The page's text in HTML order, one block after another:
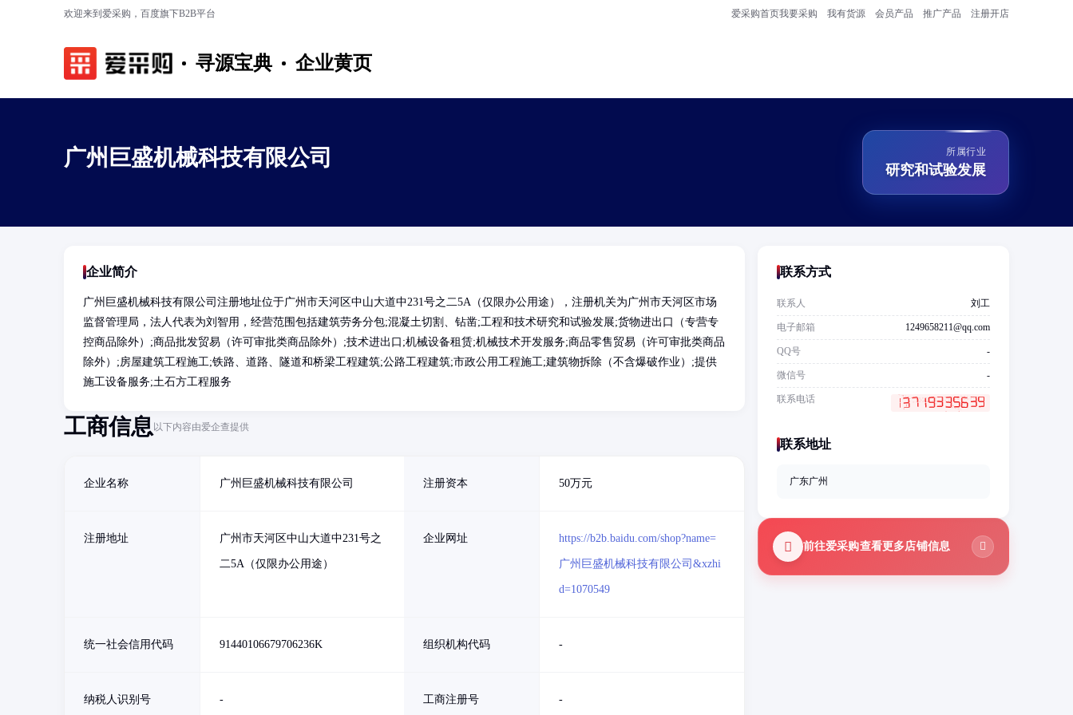
欢迎来到爱采购，百度旗下B2B平台 爱采购首页我要采购 我有货源 会员产品 推广产品 注册开店
寻源宝典 企业黄页
广州巨盛机械科技有限公司 所属行业
研究和试验发展
企业简介
广州巨盛机械科技有限公司注册地址位于广州市天河区中山大道中231号之二5A（仅限办公用途），注册机关为广州市天河区市场
监督管理局，法人代表为刘智用，经营范围包括建筑劳务分包;混凝土切割、钻凿;工程和技术研究和试验发展;货物进出口（专营专
控商品除外）;商品批发贸易（许可审批类商品除外）;技术进出口;机械设备租赁;机械技术开发服务;商品零售贸易（许可审批类商品
除外）;房屋建筑工程施工;铁路、道路、隧道和桥梁工程建筑;公路工程建筑;市政公用工程施工;建筑物拆除（不含爆破作业）;提供
施工设备服务;土石方工程服务
工商信息以下内容由爱企查提供
企业名称 广州巨盛机械科技有限公司 注册资本 50万元
注册地址 广州市天河区中山大道中231号之
二5A（仅限办公用途）
企业网址 https://b2b.baidu.com/shop?name=
广州巨盛机械科技有限公司&xzhi
d=1070549
统一社会信用代码 91440106679706236K 组织机构代码 -
纳税人识别号 - 工商注册号 -
联系方式
联系人 刘工
电子邮箱 1249658211@qq.com
QQ号 -
微信号 -
联系电话
联系地址
广东广州
前往爱采购查看更多店铺信息